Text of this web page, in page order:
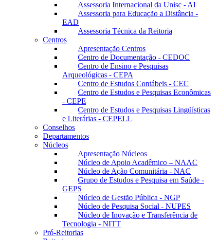
Assessoria Internacional da Unisc - AI
Assessoria para Educação a Distância -
EAD
Assessoria Técnica da Reitoria
Centros
Apresentação Centros
Centro de Documentação - CEDOC
Centro de Ensino e Pesquisas
Arqueológicas - CEPA
Centro de Estudos Contábeis - CEC
Centro de Estudos e Pesquisas Econômicas
- CEPE
Centro de Estudos e Pesquisas Lingüísticas
e Literárias - CEPELL
Conselhos
Departamentos
Núcleos
Apresentação Núcleos
Núcleo de Apoio Acadêmico – NAAC
Núcleo de Ação Comunitária - NAC
Grupo de Estudos e Pesquisa em Saúde -
GEPS
Núcleo de Gestão Pública - NGP
Núcleo de Pesquisa Social - NUPES
Núcleo de Inovação e Transferência de
Tecnologia - NITT
Pró-Reitorias